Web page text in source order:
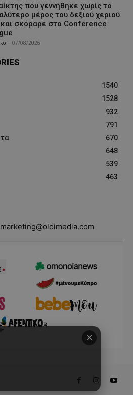
που γεννήθηκε χωρίς το
μέρος του δεξιού χεριού
και σκόραρε στο Conference
07/08/2026
1540
1528
932
791
670
648
539
463
marketing@oloimedia.com
✕